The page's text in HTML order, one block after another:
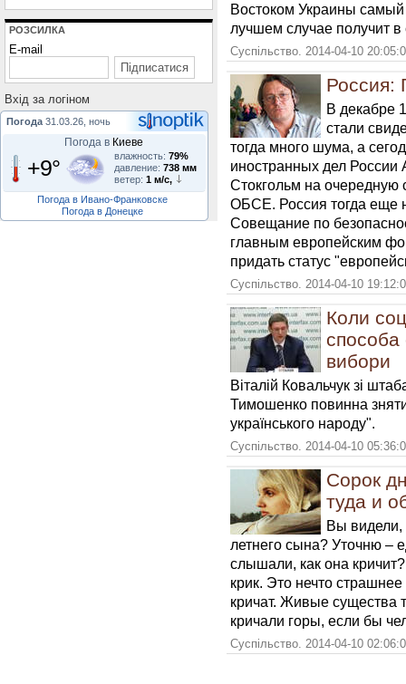
РОЗСИЛКА
E-mail
Вхiд за логiном
Погода 31.03.26, ночь
Погода в Киеве
+9° влажность: 79%
давление: 738 мм
ветер: 1 м/с,
Погода в Ивано-Франковске
Погода в Донецке
Востоком Украины самый
лучшем случае получит
Суспільство. 2014-04-10
Россия:
В декабре
стали
тогда много шума, а
иностранных дел
Стокгольм на очередную
ОБСЕ. Россия тогда еще
Совещание по
главным европейским
придать статус
Суспільство. 2014-04-10
Коли
способа
вибори
Віталій Ковальчук зі
Тимошенко повинна
українського народу".
Суспільство. 2014-04-10
Сорок
туда и
Вы видели,
летнего сына? Уточню –
слышали, как она
крик. Это нечто
кричат. Живые существа
кричали горы, если бы
Суспільство. 2014-04-10